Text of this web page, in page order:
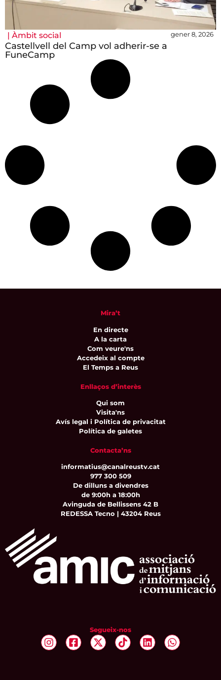
| Àmbit social gener 8, 2026
Castellvell del Camp vol adherir-se a
FuneCamp
Mira’t
En directe
A la carta
Com veure'ns
Accedeix al compte
El Temps a Reus
Enllaços d’interès
Qui som
Visita'ns
Avís legal i Política de privacitat
Política de galetes
Contacta’ns
informatius@canalreustv.cat
977 300 509
De dilluns a divendres
de 9:00h a 18:00h
Avinguda de Bellissens 42 B
REDESSA Tecno | 43204 Reus
Segueix-nos